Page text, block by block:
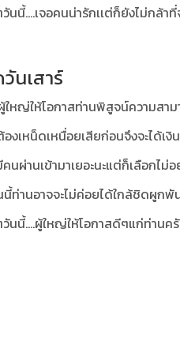
วันนี้....เจอคนน่ารักเเต่ก็ยังไม่กล้าที่
นเสาร์
ใหญ่ให้โอกาสท่านพิสูจน์ความส
องเหน็ดเหนื่อยเสียก่อนจึงจะได้เงิ
นผ่านเข้ามาเยอะนะแต่ก็เลือกไม่
นี้ท่านอาจจะไม่ค่อยได้ใกล้ชิดผูกพั
วันนี้....ผู้ใหญ่ให้โอกาสดีๆแก่ท่านค